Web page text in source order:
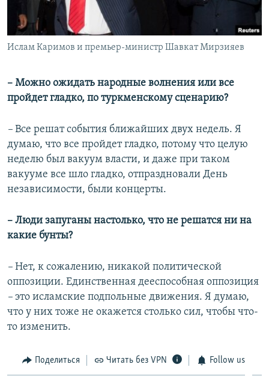
Ислам Каримов и премьер-министр Шавкат Мирзияев
– Можно ожидать народные волнения или все
пройдет гладко, по туркменскому сценарию?
– Все решат события ближайших двух недель. Я
думаю, что все пройдет гладко, потому что целую
неделю был вакуум власти, и даже при таком
вакууме все шло гладко, отпраздновали День
независимости, были концерты.
– Люди запуганы настолько, что не решатся ни на
какие бунты?
– Нет, к сожалению, никакой политической
оппозиции. Единственная дееспособная оппозиция
– это исламские подпольные движения. Я думаю,
что у них тоже не окажется столько сил, чтобы что-
то изменить.
Поделиться Читать без VPN Follow us